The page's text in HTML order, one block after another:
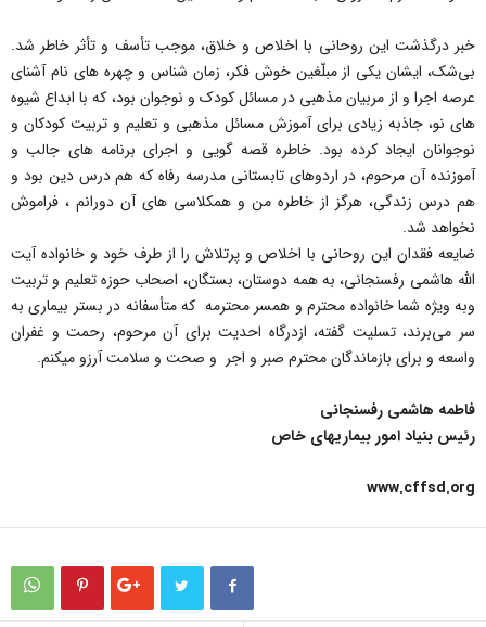
خبر درگذشت این روحانی با اخلاص و خلاق، موجب تأسف و تأثر خاطر شد.
بی‌شک، ایشان یکی از مبلّغین خوش فکر، زمان شناس و چهره های نام آشنای
عرصه اجرا و از مربیان مذهبی در مسائل کودک و نوجوان بود، که با ابداع شیوه
های نو، جاذبه زیادی برای آموزش مسائل مذهبی و تعلیم و تربیت کودکان و
نوجوانان ایجاد کرده بود. خاطره قصه گویی و اجرای برنامه های جالب و
آموزنده آن مرحوم، در اردوهای تابستانی مدرسه رفاه که هم درس دین بود و
هم درس زندگی، هرگز از خاطره من و همکلاسی های آن دورانم ، فراموش
نخواهد شد.
ضایعه فقدان این روحانی با اخلاص و پرتلاش را از طرف خود و خانواده آیت
الله هاشمی رفسنجانی، به همه دوستان، بستگان، اصحاب حوزه تعلیم و تربیت
وبه ویژه شما خانواده محترم و همسر محترمه که متأسفانه در بستر بیماری به
سر می‌برند، تسلیت گفته، ازدرگاه احدیت برای آن مرحوم، رحمت و غفران
واسعه و برای بازماندگان محترم صبر و اجر و صحت و سلامت آرزو‌ میکنم.
فاطمه هاشمی رفسنجانی
رئیس بنیاد امور بیماریهای خاص
www.cffsd.org